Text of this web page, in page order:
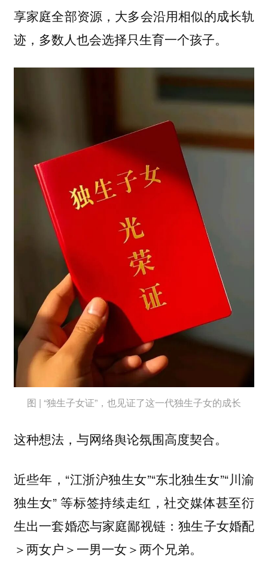
享家庭全部资源，大多会沿用相似的成长轨
迹，多数人也会选择只生育一个孩子。
图 | “独生子女证”，也见证了这一代独生子女的成长
这种想法，与网络舆论氛围高度契合。
近些年，“江浙沪独生女”“东北独生女”“川渝
独生女” 等标签持续走红，社交媒体甚至衍
生出一套婚恋与家庭鄙视链：独生子女婚配
＞两女户＞一男一女＞两个兄弟。